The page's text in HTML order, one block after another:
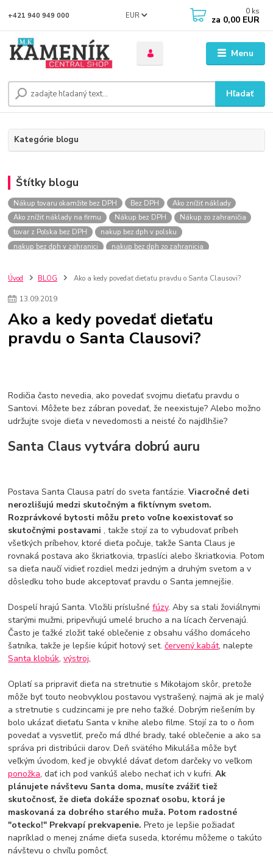
Menu
EUR
Hľadať
+421 940 949 000 0 ks
za 0,00 EUR
Kategórie blogu
Štítky blogu
Nákup tovaru okamžite bez DPH Bez DPH
Ako znížiť náklady
Ako znížiť náklady na firmu
Nákup bez DPH
Nákup zo zahraničia
tovar z Poľska bez DPH
nakup bez dph v polsku
nakup bez dph v zahranici
nakup bez dph zo zahranicia
szco nakup bez dph
Smart hodinky pre deti
Plyšový macovia
Lego Star Wars
Darčeky na Vianoce 2019
Vianočný darček pre dievča do 20€
Darčeky pre dievčatá
L.O.L. Surprise zvieratká
L.O.L. Surprise hračky
L.O.L. Surprise domčeky
L.O.L. Surprise postavičky
L.O.L. Surprise zberateľské figúrky
L.O.L. OMG L.O.L. OMG Bábiky
Úvod BLOG Ako a kedy povedať dieťaťu pravdu o Santa Clausovi?
13.09.2019
Ako a kedy povedať dieťaťu
pravdu o Santa Clausovi?
Rodičia často nevedia, ako povedať svojmu dieťaťu pravdu o
Santovi. Môžete bez zábran povedať, že neexistuje? Alebo možno
udržujte svoje dieťa v nevedomosti a neisté čo najdlhšie?
Santa Claus vytvára dobrú auru
Postava Santa Clausa patrí do sveta fantázie.Viacročné deti
nerozlišujú medzi skutočným a fiktívnym svetom.
Rozprávkové bytosti môžu preto voľne koexistovať so
skutočnými postavami, takže stojí za to vybudovať príbeh
všetkých príbehov, ktoré dieťa počuje, takže Santa Claus je
rovnaká postava ako škriatkovia, trpaslíci alebo škriatkovia. Potom
sa dieťa naučí vidieť rozdiel medzi jedným a druhým svetom a v
dôsledku toho bude akceptovať pravdu o Santa jemnejšie.
Dospelí hrajú Santa. Vložili príslušnéfúzy. Aby sa stali žoviálnymi
starými mužmi, pripevňujú umelé brucho a na lícach červenajú.
Často je ťažké zložiť také oblečenie z obsahu vášho domáceho
šatníka, takže je lepšie kúpiť hotový set.červený kabát, nalepte
Santa klobúk,výstroj,
Oplatí sa pripraviť dieťa na stretnutie s Mikołajom skôr, pretože
môže byť touto neobvyklou postavou vystrašený, najmä ak je malý
a stretnutie s cudzincami je pre neho ťažké. Dobrým riešením by
bolo ukázať dieťaťu Santa v knihe alebo filme. Stojí za to o ňom
povedať a vysvetliť, prečo má dlhé brady, také oblečenie a ako sa
správa pri distribúcii darov. Deň svätého Mikuláša môže byť
veľkým úvodom, keď je obvyklé dávať deťom darčeky vo veľkom
ponožka, dať ich pod vankúš alebo nechať ich v kufri.Ak
plánujete návštevu Santa doma, musíte zvážiť tiež
skutočnosť, že dieťa dokáže spoznať osobu, ktorá je
maskovaná za dobrého starého muža. Potom radostné
"otecko!" Prekvapí prekvapenie.Preto je lepšie požiadať
napríklad o menej známe dieťa suseda, ktorému môžeme o takúto
návštevu o chvíľu pomôcť.